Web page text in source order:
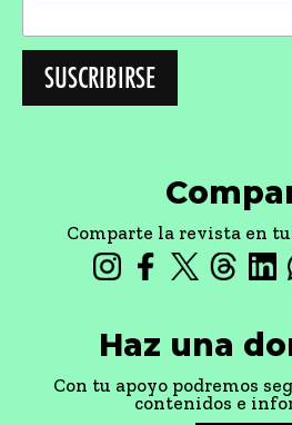
Comparte la revista en
Haz una
Con tu apoyo podremos
contenidos e